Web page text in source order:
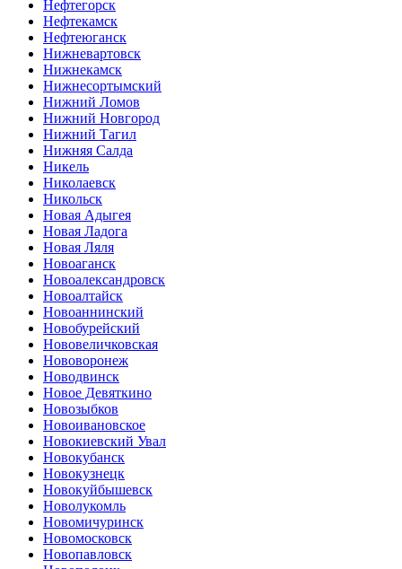
Нефтегорск
Нефтекамск
Нефтеюганск
Нижневартовск
Нижнекамск
Нижнесортымский
Нижний Ломов
Нижний Новгород
Нижний Тагил
Нижняя Салда
Никель
Николаевск
Никольск
Новая Адыгея
Новая Ладога
Новая Ляля
Новоаганск
Новоалександровск
Новоалтайск
Новоаннинский
Новобурейский
Нововеличковская
Нововоронеж
Новодвинск
Новое Девяткино
Новозыбков
Новоивановское
Новокиевский Увал
Новокубанск
Новокузнецк
Новокуйбышевск
Новолукомль
Новомичуринск
Новомосковск
Новопавловск